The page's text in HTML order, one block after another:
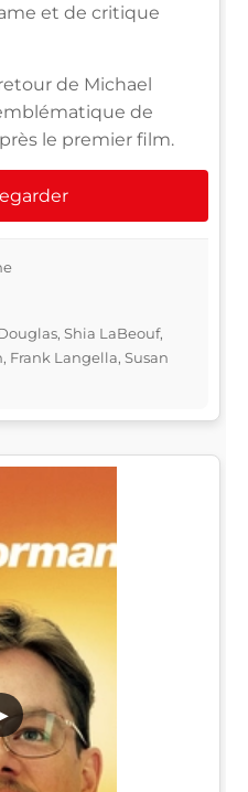
et de critique
de Michael
de
le premier film.
Shia LaBeouf,
Frank Langella, Susan